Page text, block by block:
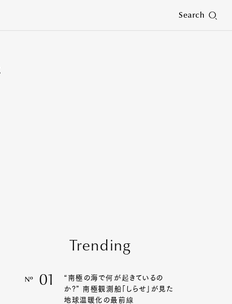
Search
Trending
Nº 01
“南極の海で何が起きているの
か?” 南極観測船「しらせ」が見た
地球温暖化の最前線